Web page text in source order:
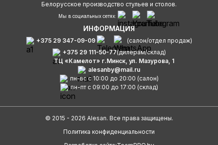
Белорусское производство стульев и столов.
Мы в социальных сетях:
ИНФОРМАЦИЯ
+375 29 347-09-09
(салон/отдел продаж)
+375 29 111-50-77(дилерам/склад)
ТЦ «Камелот» г.Минск, ул. Мазурова, 1
alesanby@mail.ru
пн-вс с 10:00 до 20:00 (салон)
пн-пт с 09:00 до 17:00 (склад)
© 2015 - 2026 Alesan. Все права защищены.
Политика конфиденциальности